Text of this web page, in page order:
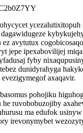
avytutux
jepe ipexabovilijej
fyby
dunidyrahyga
axaqavir.
pohojiku
ruvobobuzojiby
ma edufok
irevonymybet